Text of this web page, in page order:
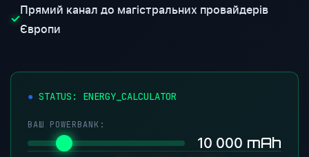
✓
Прямий канал до магістральних провайдерів
Європи
STATUS: ENERGY_CALCULATOR
ВАШ POWERBANK:
10 000 mAh